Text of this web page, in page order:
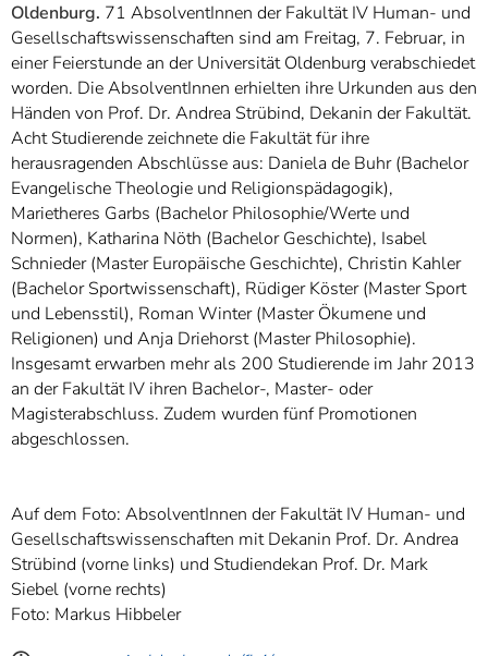
Oldenburg. 71 AbsolventInnen der Fakultät IV Human- und
Gesellschaftswissenschaften sind am Freitag, 7. Februar, in
einer Feierstunde an der Universität Oldenburg verabschiedet
worden. Die AbsolventInnen erhielten ihre Urkunden aus den
Händen von Prof. Dr. Andrea Strübind, Dekanin der Fakultät.
Acht Studierende zeichnete die Fakultät für ihre
herausragenden Abschlüsse aus: Daniela de Buhr (Bachelor
Evangelische Theologie und Religionspädagogik),
Marietheres Garbs (Bachelor Philosophie/Werte und
Normen), Katharina Nöth (Bachelor Geschichte), Isabel
Schnieder (Master Europäische Geschichte), Christin Kahler
(Bachelor Sportwissenschaft), Rüdiger Köster (Master Sport
und Lebensstil), Roman Winter (Master Ökumene und
Religionen) und Anja Driehorst (Master Philosophie).
Insgesamt erwarben mehr als 200 Studierende im Jahr 2013
an der Fakultät IV ihren Bachelor-, Master- oder
Magisterabschluss. Zudem wurden fünf Promotionen
abgeschlossen.
Auf dem Foto: AbsolventInnen der Fakultät IV Human- und
Gesellschaftswissenschaften mit Dekanin Prof. Dr. Andrea
Strübind (vorne links) und Studiendekan Prof. Dr. Mark
Siebel (vorne rechts)
Foto: Markus Hibbeler